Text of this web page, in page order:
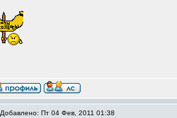
Добавлено: Пт 04 Фев, 2011 01:38